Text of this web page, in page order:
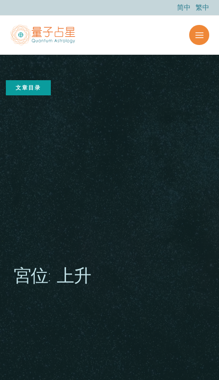
简中 繁中
宮位: 上升
文章目录